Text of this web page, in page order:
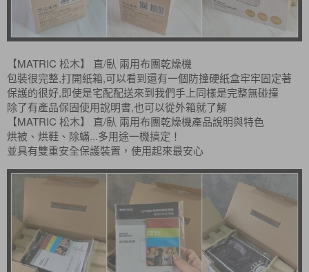
【MATRIC 松木】 直/臥 兩用布團乾燥機
包裝很完整,打開紙箱,可以看到還有一個防撞硬紙盒牢牢固定著
保護的很好,即使是宅配配送來到我們手上同樣是完整無碰撞
除了有產品保固使用說明書,也可以從外箱就了解
【MATRIC 松木】 直/臥 兩用布團乾燥機產品說明與特色
烘被、烘鞋、除蟎...多用途一機搞定！
並具有雙重安全保護裝置，使用起來最安心